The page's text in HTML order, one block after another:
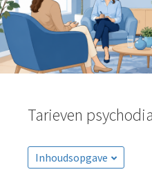
Tarieven
Inhoudsopgave